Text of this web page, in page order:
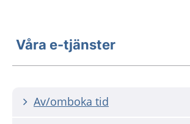
Våra e-tjänster
Av/omboka tid